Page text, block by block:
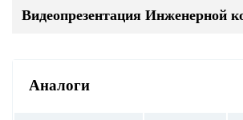
Видеопрезентация Инженерной
Аналоги